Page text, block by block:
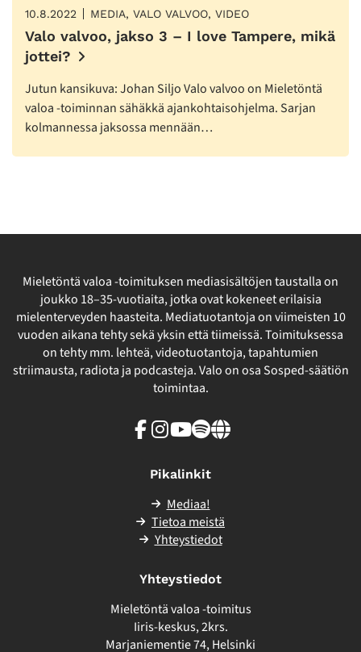
10.8.2022 MEDIA, VALO VALVOO, VIDEO
Valo valvoo, jakso 3 – I love Tampere, mikä
jottei?
Jutun kansikuva: Johan Siljo Valo valvoo on Mieletöntä
valoa -toiminnan sähäkkä ajankohtaisohjelma. Sarjan
kolmannessa jaksossa mennään…
Mieletöntä valoa -toimituksen mediasisältöjen taustalla on
joukko 18–35-vuotiaita, jotka ovat kokeneet erilaisia
mielenterveyden haasteita. Mediatuotantoja on viimeisten 10
vuoden aikana tehty sekä yksin että tiimeissä. Toimituksessa
on tehty mm. lehteä, videotuotantoja, tapahtumien
striimausta, radiota ja podcasteja. Valo on osa Sosped-säätiön
toimintaa.
Facebook
Instagram
Youtube
SpotifyLinkki
Pikalinkit
Mediaa!
Tietoa meistä
Yhteystiedot
Yhteystiedot
Mieletöntä valoa -toimitus
Iiris-keskus, 2krs.
Marjaniementie 74, Helsinki